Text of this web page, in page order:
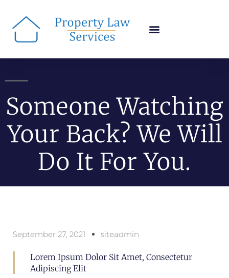
Someone Watching
Your Back? We Will
Do It For You.
September 27, 2021 siteadmin
Lorem Ipsum Dolor Sit Amet, Consectetur
Adipiscing Elit